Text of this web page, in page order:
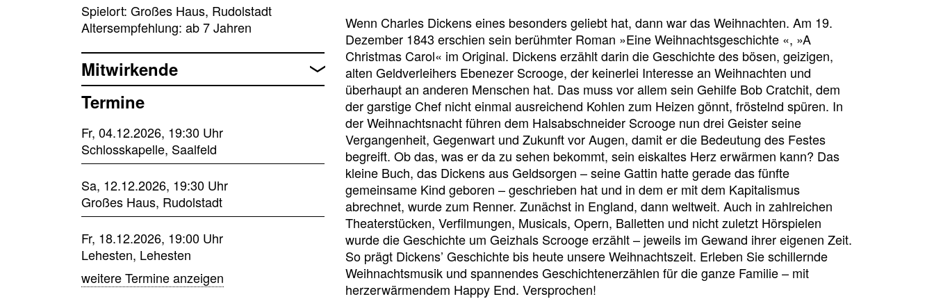
Wenn Charles Dickens eines besonders geliebt hat, dann war das Weihnachten. Am 19.
Dezember 1843 erschien sein berühmter Roman »Eine Weihnachtsgeschichte «, »A
Christmas Carol« im Original. Dickens erzählt darin die Geschichte des bösen, geizigen,
alten Geldverleihers Ebenezer Scrooge, der keinerlei Interesse an Weihnachten und
überhaupt an anderen Menschen hat. Das muss vor allem sein Gehilfe Bob Cratchit, dem
der garstige Chef nicht einmal ausreichend Kohlen zum Heizen gönnt, fröstelnd spüren. In
der Weihnachtsnacht führen dem Halsabschneider Scrooge nun drei Geister seine
Vergangenheit, Gegenwart und Zukunft vor Augen, damit er die Bedeutung des Festes
begreift. Ob das, was er da zu sehen bekommt, sein eiskaltes Herz erwärmen kann? Das
kleine Buch, das Dickens aus Geldsorgen – seine Gattin hatte gerade das fünfte
gemeinsame Kind geboren – geschrieben hat und in dem er mit dem Kapitalismus
abrechnet, wurde zum Renner. Zunächst in England, dann weltweit. Auch in zahlreichen
Theaterstücken, Verfilmungen, Musicals, Opern, Balletten und nicht zuletzt Hörspielen
wurde die Geschichte um Geizhals Scrooge erzählt – jeweils im Gewand ihrer eigenen Zeit.
So prägt Dickens’ Geschichte bis heute unsere Weihnachtszeit. Erleben Sie schillernde
Weihnachtsmusik und spannendes Geschichtenerzählen für die ganze Familie – mit
herzerwärmendem Happy End. Versprochen!
Spielort: Großes Haus, Rudolstadt
Altersempfehlung: ab 7 Jahren
Mitwirkende
Termine
Fr, 04.12.2026, 19:30 Uhr
Schlosskapelle, Saalfeld
Sa, 12.12.2026, 19:30 Uhr
Großes Haus, Rudolstadt
Fr, 18.12.2026, 19:00 Uhr
Lehesten, Lehesten
weitere Termine anzeigen